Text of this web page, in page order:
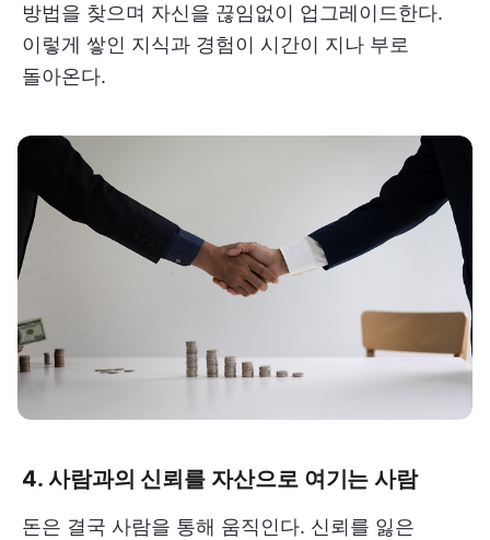
방법을 찾으며 자신을 끊임없이 업그레이드한다.
이렇게 쌓인 지식과 경험이 시간이 지나 부로
돌아온다.
4. 사람과의 신뢰를 자산으로 여기는 사람
돈은 결국 사람을 통해 움직인다. 신뢰를 잃은